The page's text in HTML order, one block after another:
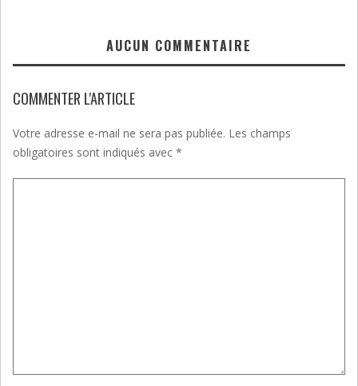
AUCUN COMMENTAIRE
COMMENTER L'ARTICLE
Votre adresse e-mail ne sera pas publiée. Les champs
obligatoires sont indiqués avec *